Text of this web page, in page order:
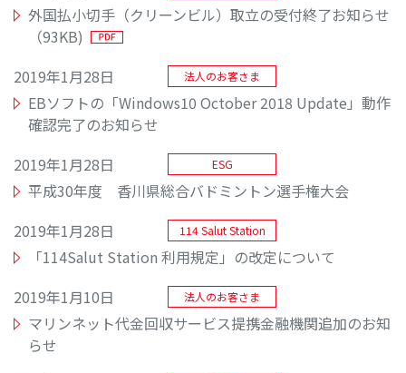
外国払小切手（クリーンビル）取立の受付終了お知らせ
（93KB)
2019年1月28日
法人のお客さま
EBソフトの「Windows10 October 2018 Update」動作
確認完了のお知らせ
2019年1月28日
ESG
平成30年度 香川県総合バドミントン選手権大会
2019年1月28日
114 Salut Station
「114Salut Station 利用規定」の改定について
2019年1月10日
法人のお客さま
マリンネット代金回収サービス提携金融機関追加のお知
らせ